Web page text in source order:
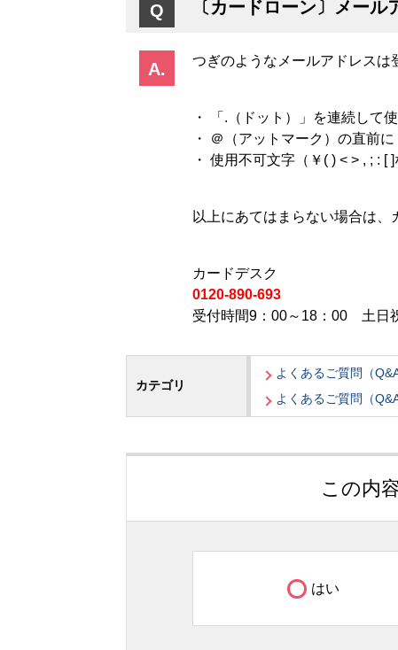
〔カードローン〕メー
つぎのようなメールアドレスは
・ 「.（ドット）」を連続し
・ ＠（アットマーク）の直前
・ 使用不可文字（￥( ) < > , ; :
以上にあてはまらない場合は、
カードデスク
0120-890-693
受付時間9：00～18：00 土日
カテゴリ
よくあるご質問（Q&A
よくあるご質問（Q&A
この内
はい